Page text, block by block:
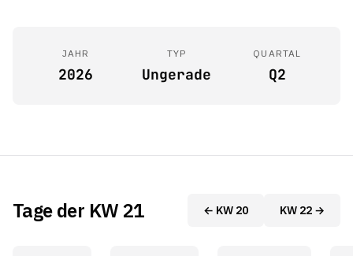
JAHR
2026
TYP
Ungerade
QUARTAL
Q2
Tage der KW 21 ← KW 20 KW 22 →